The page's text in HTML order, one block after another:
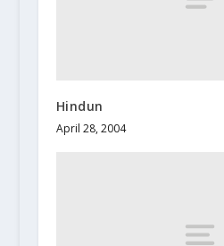
Hindun
April 28, 2004